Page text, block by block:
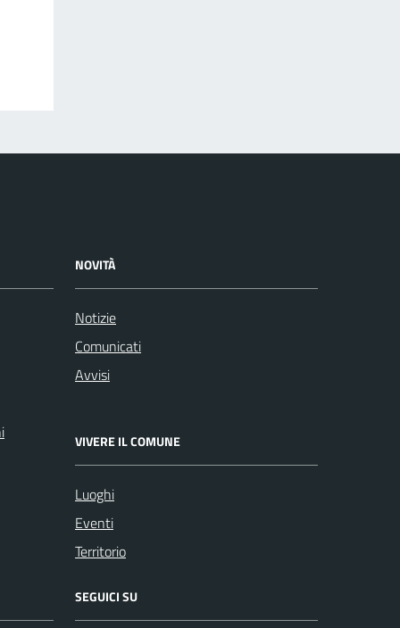
NOVITÀ
Notizie
Comunicati
Avvisi
VIVERE IL COMUNE
Luoghi
Eventi
Territorio
SEGUICI SU